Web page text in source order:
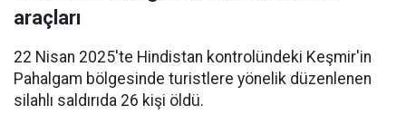
araçları
22 Nisan 2025'te Hindistan kontrolündeki Keşmir'in
Pahalgam bölgesinde turistlere yönelik düzenlenen
silahlı saldırıda 26 kişi öldü.